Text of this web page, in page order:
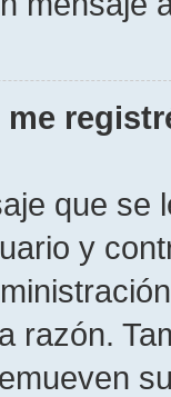
que se
y
razón.